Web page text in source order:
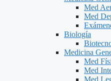
Med
Med
Biología
Medicina
Med
Med
Med